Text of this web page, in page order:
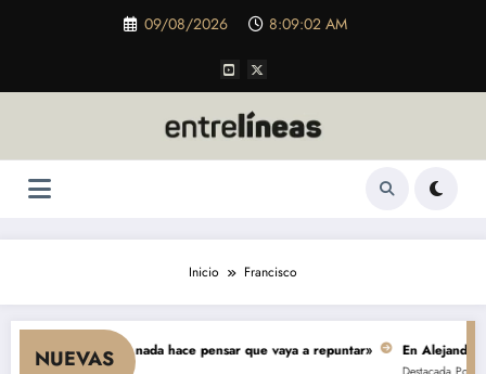
09/08/2026 8:09:03 AM
Inicio Francisco
NUEVAS
el consumo y nada hace pensar que vaya a repuntar» En Alejandro, una